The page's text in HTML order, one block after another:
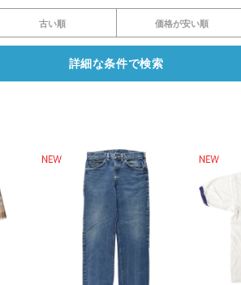
古い順 価格が安い順
詳細な条件で検索